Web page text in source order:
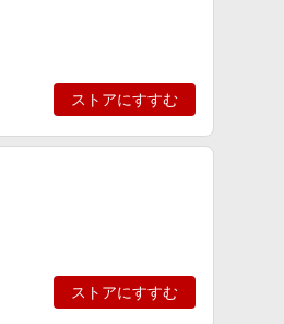
ストアにすすむ
ストアにすすむ